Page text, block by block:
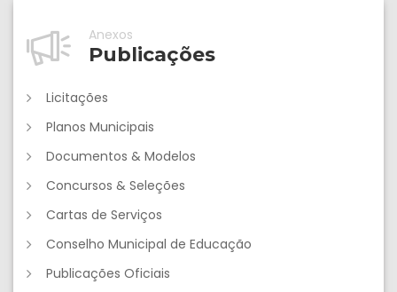
Anexos
Publicações
Licitações
Planos Municipais
Documentos & Modelos
Concursos & Seleções
Cartas de Serviços
Conselho Municipal de Educação
Publicações Oficiais